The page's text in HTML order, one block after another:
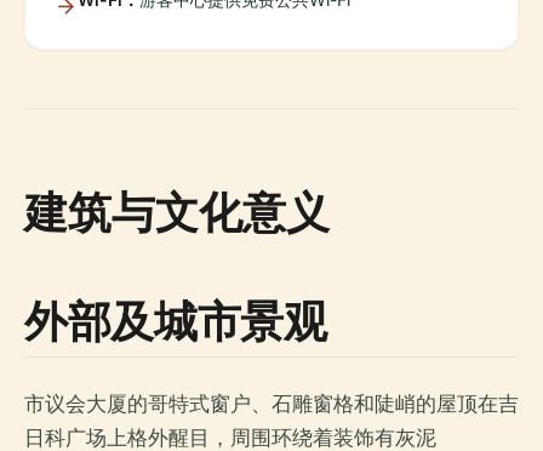
建筑与文化意义
外部及城市景观
市议会大厦的哥特式窗户、石雕窗格和陡峭的屋顶在吉
日科广场上格外醒目，周围环绕着装饰有灰泥